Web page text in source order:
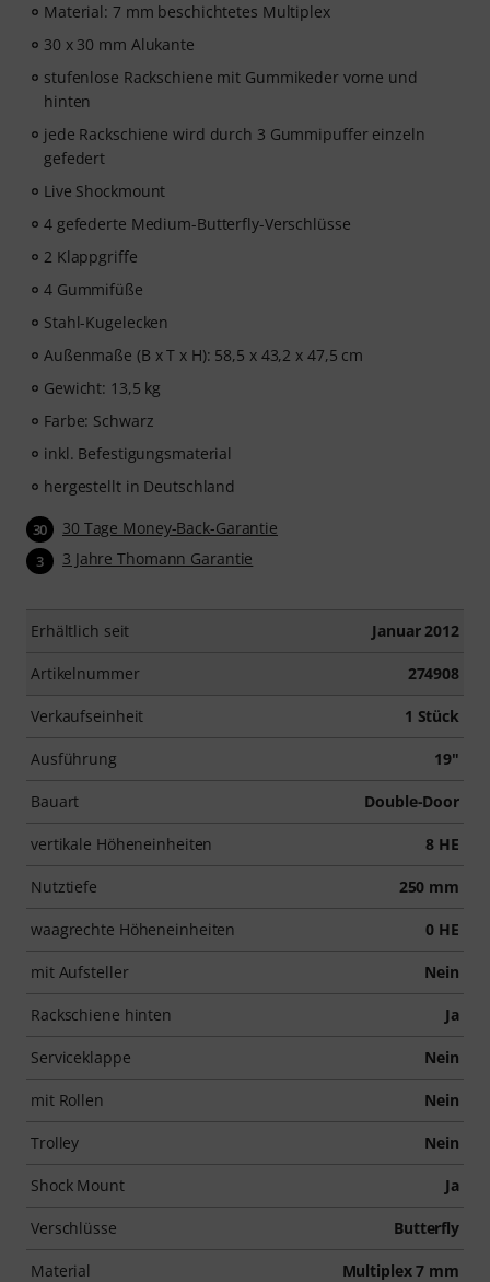
Material: 7 mm beschichtetes Multiplex
30 x 30 mm Alukante
stufenlose Rackschiene mit Gummikeder vorne und
hinten
jede Rackschiene wird durch 3 Gummipuffer einzeln
gefedert
Live Shockmount
4 gefederte Medium-Butterfly-Verschlüsse
2 Klappgriffe
4 Gummifüße
Stahl-Kugelecken
Außenmaße (B x T x H): 58,5 x 43,2 x 47,5 cm
Gewicht: 13,5 kg
Farbe: Schwarz
inkl. Befestigungsmaterial
hergestellt in Deutschland
30 30 Tage Money-Back-Garantie
3 3 Jahre Thomann Garantie
Erhältlich seit Januar 2012
Artikelnummer 274908
Verkaufseinheit 1 Stück
Ausführung 19"
Bauart Double-Door
vertikale Höheneinheiten 8 HE
Nutztiefe 250 mm
waagrechte Höheneinheiten 0 HE
mit Aufsteller Nein
Rackschiene hinten Ja
Serviceklappe Nein
mit Rollen Nein
Trolley Nein
Shock Mount Ja
Verschlüsse Butterfly
Material Multiplex 7 mm